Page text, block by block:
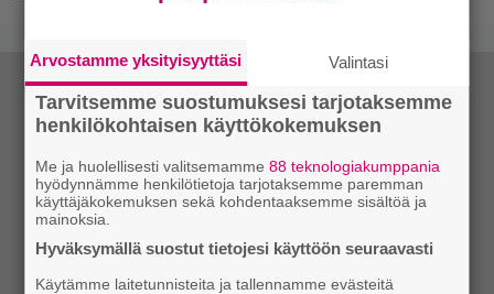
Arvostamme yksityisyyttäsi Valintasi
Tarvitsemme suostumuksesi tarjotaksemme
henkilökohtaisen käyttökokemuksen
Me ja huolellisesti valitsemamme88 teknologiakumppania
hyödynnämme henkilötietoja tarjotaksemme paremman
käyttäjäkokemuksen sekä kohdentaaksemme sisältöä ja
mainoksia.
Hyväksymällä suostut tietojesi käyttöön seuraavasti
Käytämme laitetunnisteita ja tallennamme evästeitä